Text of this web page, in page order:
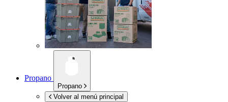
Propano
Propano
Volver al menú principal